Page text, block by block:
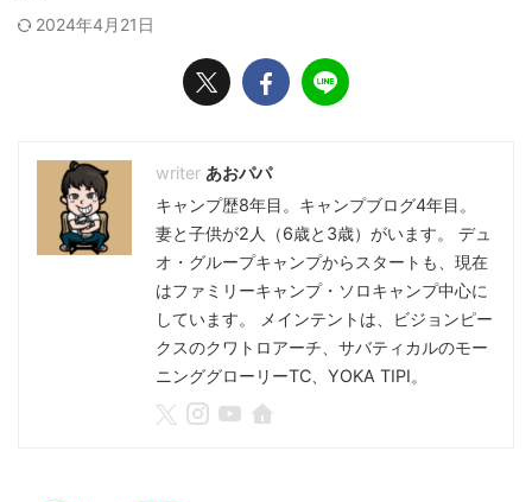
2024年4月21日
あおパパ
キャンプ歴8年目。キャンプブログ4年目。
妻と子供が2人（6歳と3歳）がいます。 デュ
オ・グループキャンプからスタートも、現在
はファミリーキャンプ・ソロキャンプ中心に
しています。 メインテントは、ビジョンピー
クスのクワトロアーチ、サバティカルのモー
ニンググローリーTC、YOKA TIPI。